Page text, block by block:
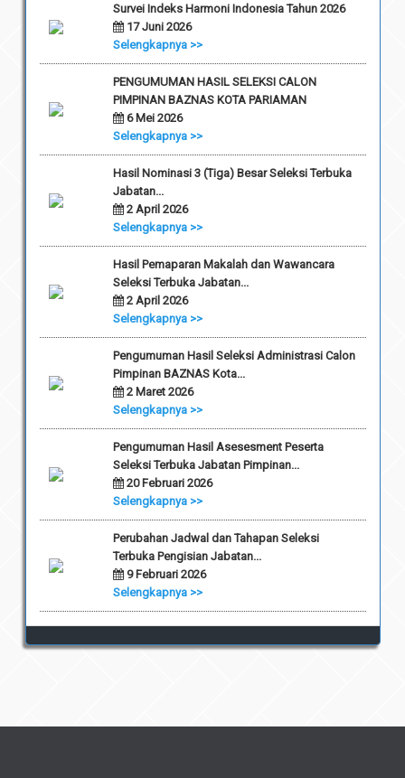
Survei Indeks Harmoni Indonesia Tahun 2026
17 Juni 2026
Selengkapnya >>
PENGUMUMAN HASIL SELEKSI CALON
PIMPINAN BAZNAS KOTA PARIAMAN
6 Mei 2026
Selengkapnya >>
Hasil Nominasi 3 (Tiga) Besar Seleksi Terbuka
Jabatan...
2 April 2026
Selengkapnya >>
Hasil Pemaparan Makalah dan Wawancara
Seleksi Terbuka Jabatan...
2 April 2026
Selengkapnya >>
Pengumuman Hasil Seleksi Administrasi Calon
Pimpinan BAZNAS Kota...
2 Maret 2026
Selengkapnya >>
Pengumuman Hasil Asesesment Peserta
Seleksi Terbuka Jabatan Pimpinan...
20 Februari 2026
Selengkapnya >>
Perubahan Jadwal dan Tahapan Seleksi
Terbuka Pengisian Jabatan...
9 Februari 2026
Selengkapnya >>